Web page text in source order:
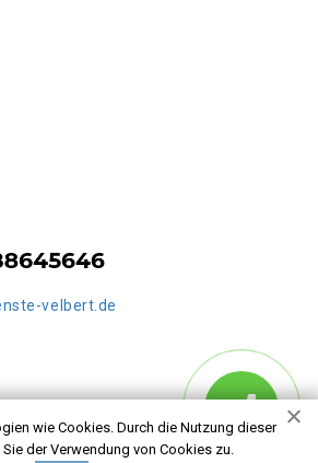
wie Cookies. Durch die Nutzung dieser
der Verwendung von Cookies zu.
velbert.de